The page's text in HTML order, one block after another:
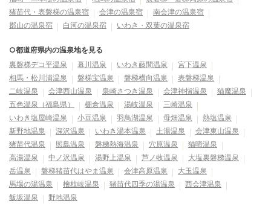
猪苗代・表磐梯の温泉宿
会津の温泉宿
南会津の温泉宿
郡山の温泉宿
白河の温泉宿 いわき・双葉の温泉宿
○都道府県内の温泉地を見る
裏磐梯デコ平温泉
幕川温泉 いわき藤間温泉
宮下温泉
相馬・松川浦温泉
磐梯宝温泉 磐梯横向温泉
表磐梯温泉
二岐温泉
会津西山温泉 泉崎さつき温泉 会津神指温泉
猫魔温泉
五色温泉（福島県）
棚倉温泉 湯岐温泉
三崎温泉
いわき塩屋崎温泉
小豆温泉 羽鳥湖温泉 母畑温泉
熱塩温泉
新野地温泉
深沢温泉 いわき湯本温泉 土湯温泉
会津東山温泉
猪苗代温泉
照島温泉 磐梯熱海温泉 穴原温泉
猫啼温泉
高湯温泉
中ノ沢温泉 湯野上温泉 芦ノ牧温泉
大塩裏磐梯温泉
岳温泉
磐梯猪苗代はやま温泉 会津高原温泉
大玉温泉
馬場の湯温泉
檜枝岐温泉 猪苗代四季の湯温泉
西会津温泉
飯坂温泉
野地温泉